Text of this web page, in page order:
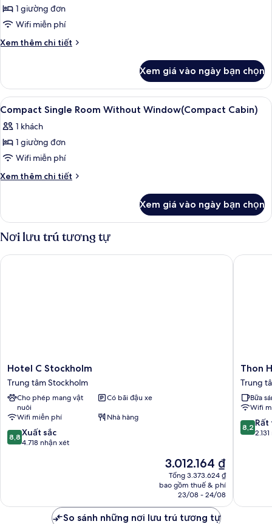
đơn
(Compact)
1 giường đơn
Wifi miễn phí
Xem thêm chi tiết
Chi
Phòng
đơn
(Compact)
Xem giá vào ngày bạn chọn
Xem
tất
cả
ảnh
Compact
Single
Window(Compact
Cabin)
Buồng tắm vòi sen, máy sấy tóc,
1
Compact Single Room Without Window(Compact Cabin)
1 khách
1 giường đơn
Wifi miễn phí
Xem thêm chi tiết
Chi
Compact
Single
Room
Without
Window(Compact
Xem giá vào ngày bạn chọn
Nơi lưu trú tương tự
Hotel
C
Stockholm
Trung
tâm
Stockholm
Hotel C Stockholm
Trung tâm Stockholm
Cho phép mang vật
nuôi
Có bãi đậu xe
Wifi miễn phí
Nhà hàng
8.8
trên
xét
8,8 Xuất sắc
4.718 nhận xét
Giá
hiện
tại
3.012.164 ₫
3.012.164 ₫
Tổng 3.373.624 ₫
bao gồm thuế & phí
23/08 - 24/08
Hotel C Stockholm
Thon
Hotel
Trung
tâm
Thon
Trung
Bữa
Wifi
8.2
trên
8,2 Rất
Thon
So sánh những nơi lưu trú tương tự